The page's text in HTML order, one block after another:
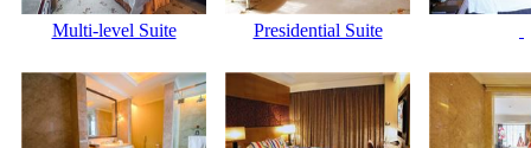
Multi-level Suite Presidential Suite